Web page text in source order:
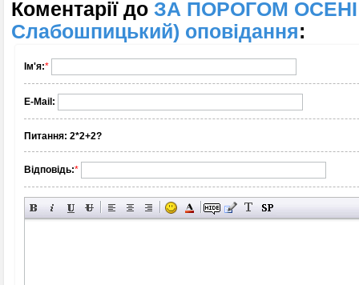
Коментарії до ЗА ПОРОГОМ ОСЕНІ
Слабошпицький) оповідання:
Ім'я:*
E-Mail:
Питання: 2*2+2?
Відповідь:*